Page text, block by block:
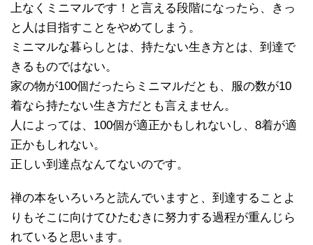
上なくミニマルです！と言える段階になったら、きっ
と人は目指すことをやめてしまう。
ミニマルな暮らしとは、持たない生き方とは、到達で
きるものではない。
家の物が100個だったらミニマルだとも、服の数が10
着なら持たない生き方だとも言えません。
人によっては、100個が適正かもしれないし、8着が適
正かもしれない。
正しい到達点なんてないのです。
禅の本をいろいろと読んでいますと、到達することよ
りもそこに向けてひたむきに努力する過程が重んじら
れていると思います。